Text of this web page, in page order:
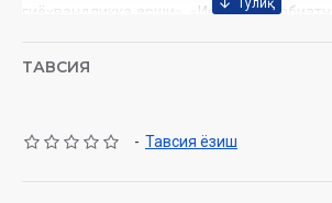
гиёҳвандликка қарши», «Ислом ва
«Ислом ва бошқа дин вакиллари», «Исломда
ТАВСИЯ
- Тавсия ёзиш